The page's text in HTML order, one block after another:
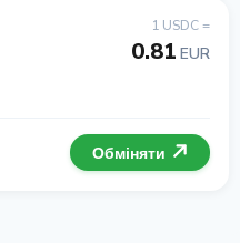
1 USDC =
0.81 EUR
Обміняти